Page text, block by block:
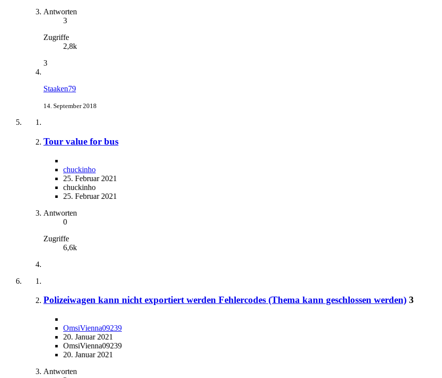
Antworten
3
Zugriffe
2,8k
3
Staaken79
14. September 2018
Tour value for bus
chuckinho
25. Februar 2021
chuckinho
25. Februar 2021
Antworten
0
Zugriffe
6,6k
Polizeiwagen kann nicht exportiert werden Fehlercodes (Thema kann geschlossen werden) 3
OmsiVienna09239
20. Januar 2021
OmsiVienna09239
20. Januar 2021
Antworten